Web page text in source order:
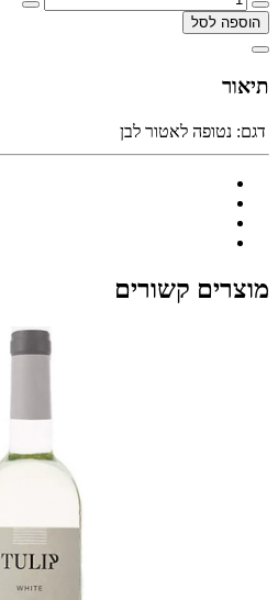
הוספה לסל
תיאור
דגם: נטופה לאטור לבן
מוצרים קשורים